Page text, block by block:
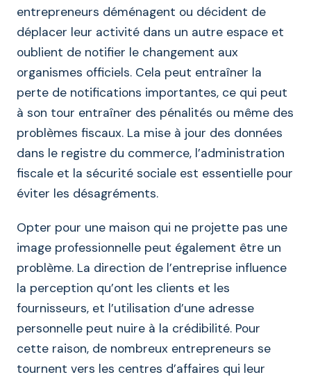
entrepreneurs déménagent ou décident de
déplacer leur activité dans un autre espace et
oublient de notifier le changement aux
organismes officiels. Cela peut entraîner la
perte de notifications importantes, ce qui peut
à son tour entraîner des pénalités ou même des
problèmes fiscaux. La mise à jour des données
dans le registre du commerce, l’administration
fiscale et la sécurité sociale est essentielle pour
éviter les désagréments.
Opter pour une maison qui ne projette pas une
image professionnelle peut également être un
problème. La direction de l’entreprise influence
la perception qu’ont les clients et les
fournisseurs, et l’utilisation d’une adresse
personnelle peut nuire à la crédibilité. Pour
cette raison, de nombreux entrepreneurs se
tournent vers les centres d’affaires qui leur